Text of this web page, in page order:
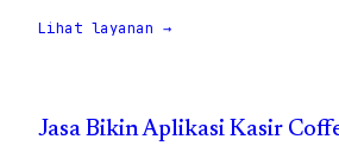
Lihat layanan →
Jasa Bikin Aplikasi Kasir